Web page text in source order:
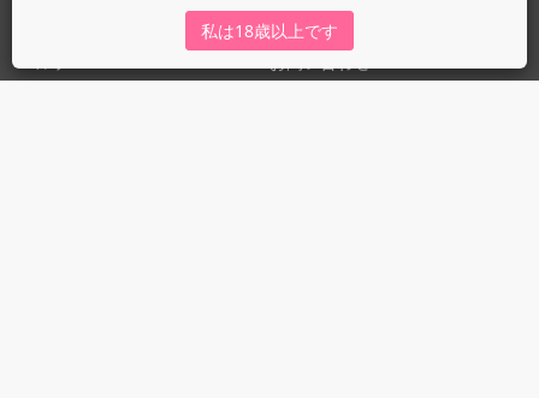
私は18歳以上です
fujossy運営ブログ